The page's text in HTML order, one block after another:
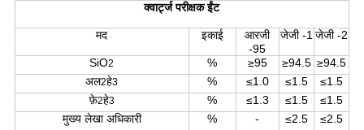
क्वार्ट्ज परीक्षक ईंट
मद इकाई
आरजी
-95
जेजी -1जेजी -2
SiO2 % ≥95 ≥94.5 ≥94.5
अल2हे3 % ≤1.0 ≤1.5
≤1.5
फ़े2हे3 % ≤1.3 ≤1.5
≤1.5
मुख्य लेखा अधिकारी
% - ≤2.5
≤2.5